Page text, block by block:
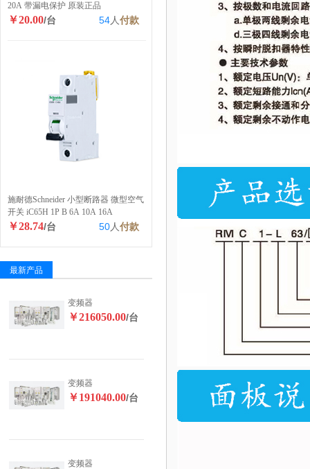
20A 带漏电保护 原装正品
￥20.00/台 54人付款
施耐德Schneider 小型断路器 微型空气
开关 iC65H 1P B 6A 10A 16A
￥28.74/台 50人付款
最新产品
变频器
￥216050.00/台
变频器
￥191040.00/台
变频器